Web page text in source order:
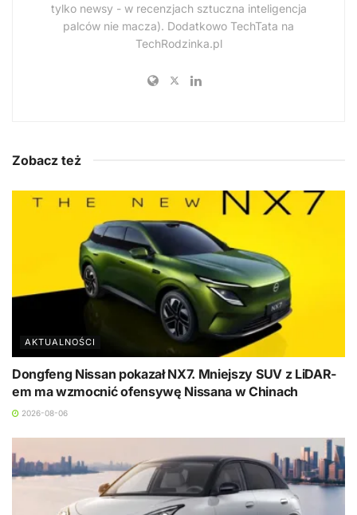
tylko newsy - w recenzjach sztuczna inteligencja
palców nie macza). Dodatkowo TechTata na
TechRodzinka.pl
Zobacz też
AKTUALNOŚCI
Dongfeng Nissan pokazał NX7. Mniejszy SUV z LiDAR-
em ma wzmocnić ofensywę Nissana w Chinach
2026-08-06